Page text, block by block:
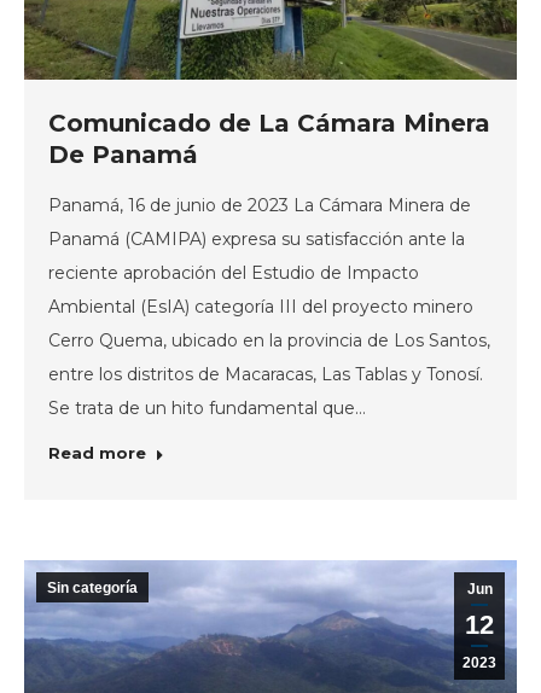
Comunicado de La Cámara Minera
De Panamá
Panamá, 16 de junio de 2023 La Cámara Minera de
Panamá (CAMIPA) expresa su satisfacción ante la
reciente aprobación del Estudio de Impacto
Ambiental (EsIA) categoría III del proyecto minero
Cerro Quema, ubicado en la provincia de Los Santos,
entre los distritos de Macaracas, Las Tablas y Tonosí.
Se trata de un hito fundamental que…
Read more
Jun
12
2023
Sin categoría